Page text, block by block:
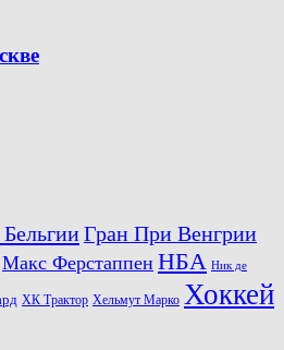
Гран При Венгрии
Макс Ферстаппен НБА Ник де
ХК Трактор Хельмут Марко Хоккей